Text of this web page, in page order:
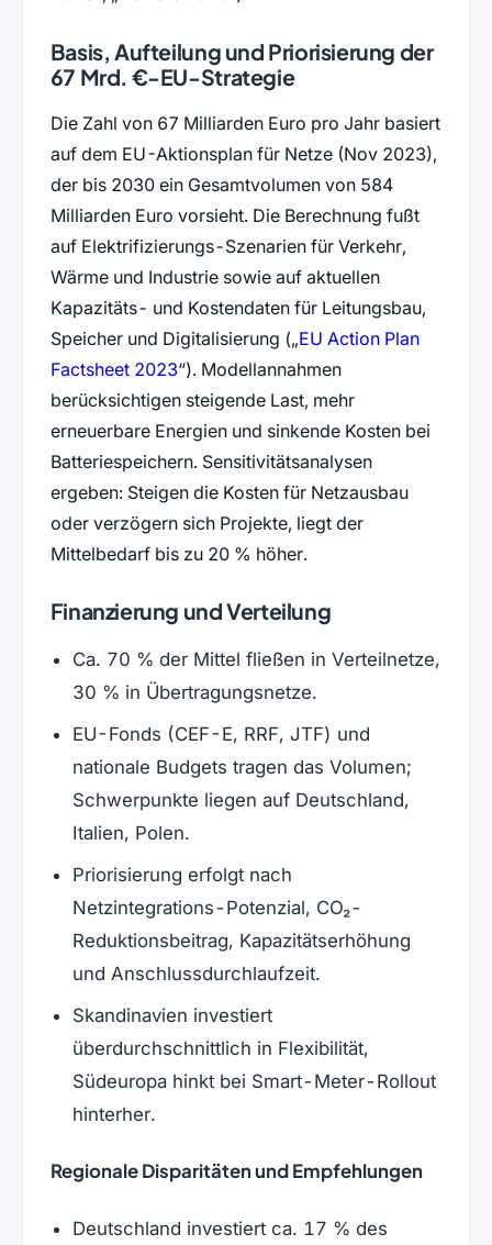
Basis, Aufteilung und Priorisierung der
67 Mrd. €-EU-Strategie
Die Zahl von 67 Milliarden Euro pro Jahr basiert
auf dem EU-Aktionsplan für Netze (Nov 2023),
der bis 2030 ein Gesamtvolumen von 584
Milliarden Euro vorsieht. Die Berechnung fußt
auf Elektrifizierungs-Szenarien für Verkehr,
Wärme und Industrie sowie auf aktuellen
Kapazitäts- und Kostendaten für Leitungsbau,
Speicher und Digitalisierung ( EU Action Plan
Factsheet 2023(öffnet in neuem Tab)
). Modellannahmen
berücksichtigen steigende Last, mehr
erneuerbare Energien und sinkende Kosten bei
Batteriespeichern. Sensitivitätsanalysen
ergeben: Steigen die Kosten für Netzausbau
oder verzögern sich Projekte, liegt der
Mittelbedarf bis zu 20 % höher.
Finanzierung und Verteilung
Ca. 70 % der Mittel fließen in Verteilnetze,
30 % in Übertragungsnetze.
EU-Fonds (CEF-E, RRF, JTF) und
nationale Budgets tragen das Volumen;
Schwerpunkte liegen auf Deutschland,
Italien, Polen.
Priorisierung erfolgt nach
Netzintegrations-Potenzial, CO₂-
Reduktionsbeitrag, Kapazitätserhöhung
und Anschlussdurchlaufzeit.
Skandinavien investiert
überdurchschnittlich in Flexibilität,
Südeuropa hinkt bei Smart-Meter-Rollout
hinterher.
Regionale Disparitäten und Empfehlungen
Deutschland investiert ca. 17 % des